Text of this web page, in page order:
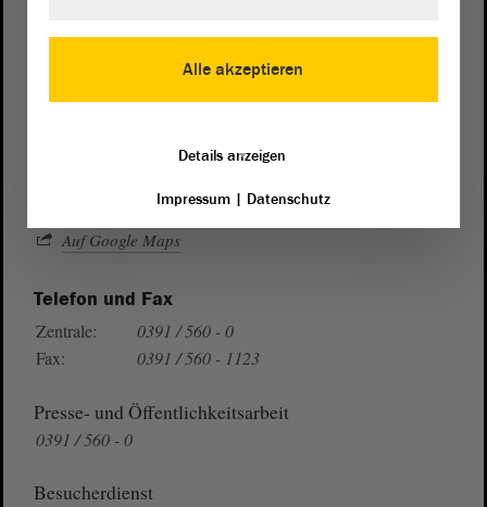
Landtag
Wegbeschreibung
Auf Google Maps
Telefon und Fax
Zentrale:
0391 / 560 - 0
Fax:
0391 / 560 - 1123
Presse- und Öffentlichkeitsarbeit
0391 / 560 - 0
Besucherdienst
Alle akzeptieren
Details anzeigen
Impressum| Datenschutz